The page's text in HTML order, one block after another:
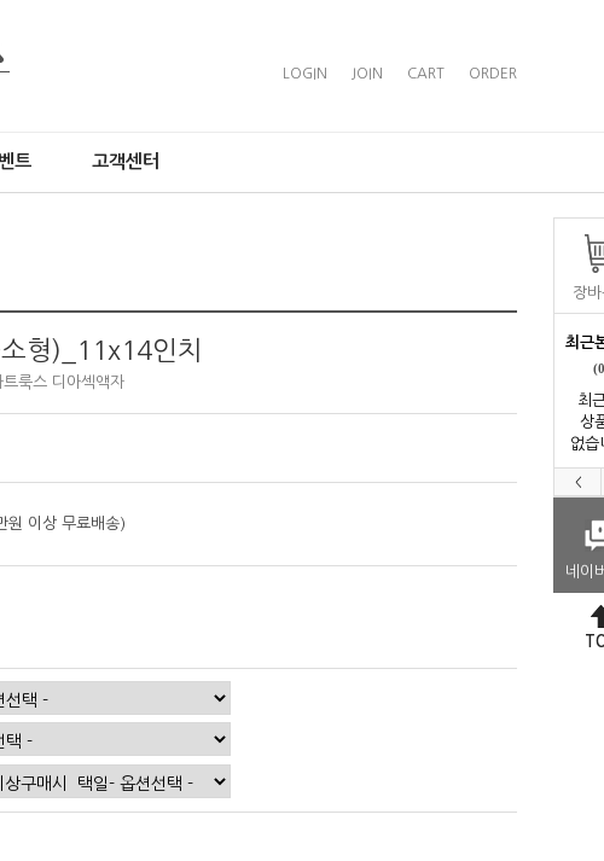
장
최근
최
상
없습
<
네이
LOGIN JOIN CART ORDER
트 고객센터
형)_11x14인치
룩스 디아섹액자
원 이상 무료배송)